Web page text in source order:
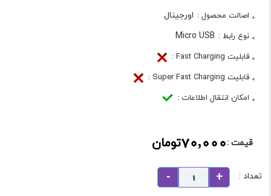
اصالت محصول : اورجینال
نوع رابط : Micro USB
قابلیت Fast Charging :
قابلیت Super Fast Charging :
امکان انتقال اطلاعات :
قیمت :70,000تومان
تعداد :